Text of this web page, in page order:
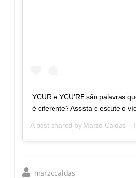
YOUR e YOU'RE são palavras
é diferente? Assista e escute o
A post shared by Marzo Caldas –
marzocaldas